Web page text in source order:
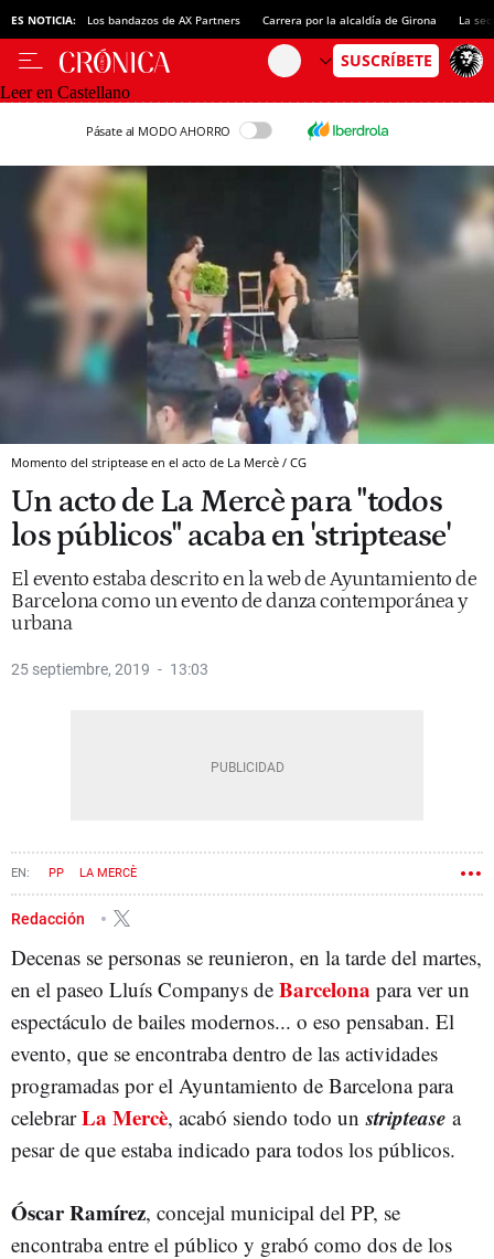
ES NOTICIA: Los bandazos de AX Partners Carrera por la alcaldía de Girona La
Leer en Castellano
Pásate al MODO AHORRO
Momento del striptease en el acto de La Mercè / CG
Un acto de La Mercè para "todos
los públicos" acaba en 'striptease'
El evento estaba descrito en la web de Ayuntamiento de
Barcelona como un evento de danza contemporánea y
urbana
25 septiembre, 2019 13:03
PP LA MERCÈ
Redacción
Decenas se personas se reunieron, en la tarde del martes,
en el paseo Lluís Companys de Barcelona para ver un
espectáculo de bailes modernos... o eso pensaban. El
evento, que se encontraba dentro de las actividades
programadas por el Ayuntamiento de Barcelona para
celebrarLa Mercè, acabó siendo todo unstriptease a
pesar de que estaba indicado para todos los públicos.
Óscar Ramírez, concejal municipal del PP, se
encontraba entre el público y grabó como dos de los